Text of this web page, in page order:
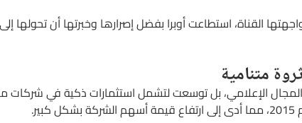
متنامية
الإعلامي، بل توسعت لتشمل استثمارات ذكية في شركات